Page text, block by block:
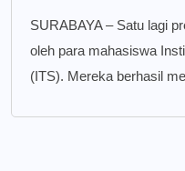
SURABAYA – Satu lagi
oleh para mahasiswa
(ITS). Mereka berhasil